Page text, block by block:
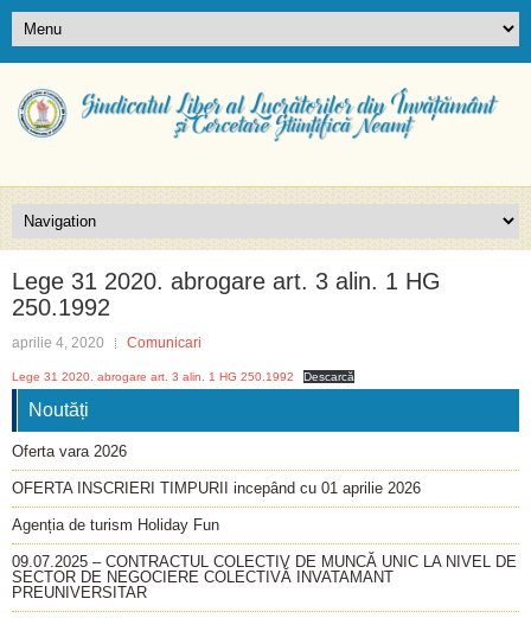
Lege 31 2020. abrogare art. 3 alin. 1 HG
250.1992
aprilie 4, 2020 Comunicari
Lege 31 2020. abrogare art. 3 alin. 1 HG 250.1992 Descarcă
Noutăți
Oferta vara 2026
OFERTA INSCRIERI TIMPURII incepând cu 01 aprilie 2026
Agenția de turism Holiday Fun
09.07.2025 – CONTRACTUL COLECTIV DE MUNCĂ UNIC LA NIVEL DE
SECTOR DE NEGOCIERE COLECTIVĂ INVATAMANT
PREUNIVERSITAR